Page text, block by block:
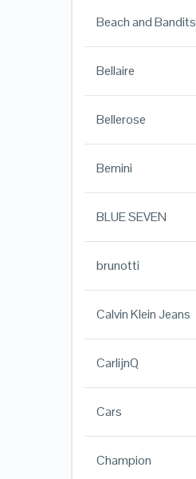
Beach and Bandits
Bellaire
Bellerose
Bemini
BLUE SEVEN
brunotti
Calvin Klein Jeans
CarlijnQ
Cars
Champion